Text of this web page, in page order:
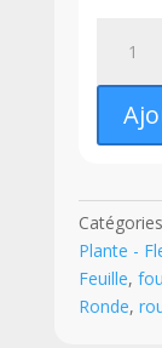
LEGO®
Plante
Fougère
Plaque
Ronde
1
x
1
Plante -
Feuille,
Ronde,